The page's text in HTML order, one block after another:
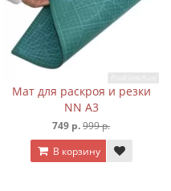
Мат для раскроя и резки
NN А3
749 р.999 р.
В корзину